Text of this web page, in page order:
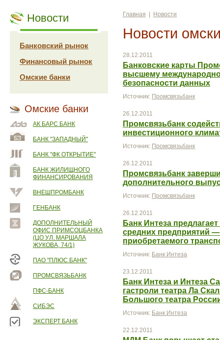
Новости
Банковский рынок
Финансовый рынок
Омские банки
Омские банки
АК БАРС БАНК
БАНК "ЗАПАДНЫЙ"
БАНК "ФК ОТКРЫТИЕ"
БАНК ЖИЛИЩНОГО
ФИНАНСИРОВАНИЯ
ВНЕШПРОМБАНК
ГЕНБАНК
ДОПОЛНИТЕЛЬНЫЙ
ОФИС ПРИМСОЦБАНКА
(ЦО УЛ. МАРШАЛА
ЖУКОВА, 74/1)
ПАО "ПЛЮС БАНК"
ПРОМСВЯЗЬБАНК
ПФС-БАНК
СИБЭС
ЭКСПЕРТ БАНК
Главная Новости
Новости
28.12.2011
Банковские карты
высшему
безопасности данных
Источник: Промсвязьбанк
26.12.2011
Промсвязьбанк
инвестиционного
Источник: Промсвязьбанк
26.12.2011
Промсвязьбанк
дополнительного
Источник: Промсвязьбанк
26.12.2011
Банк Интеза
средних предприятий —
приобретаемого
Источник: Банк Интеза
23.12.2011
Банк Интеза и Интеза
гастроли театра Ла
Большого театра
Источник: Банк Интеза
22.12.2011